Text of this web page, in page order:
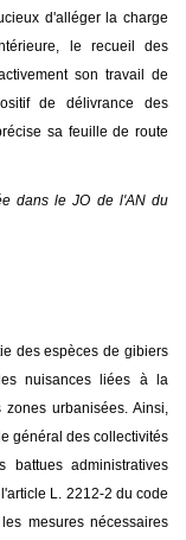
d'alléger la charge
le recueil des
son travail de
de délivrance des
sa feuille de route
dans le JO de l'AN du
des espèces de gibiers
nuisances liées à la
urbanisées. Ainsi,
général des collectivités
battues administratives
L. 2212-2 du code
mesures nécessaires